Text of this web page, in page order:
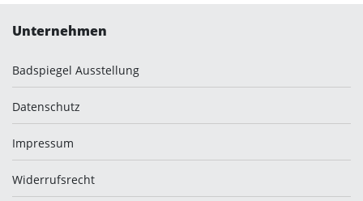
Unternehmen
Badspiegel Ausstellung
Datenschutz
Impressum
Widerrufsrecht